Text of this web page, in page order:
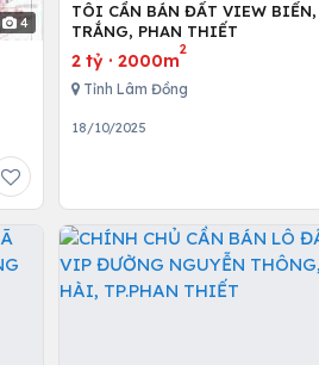
4
TÔI CẦN BÁN ĐẤT VIEW BIỂN,
TRẮNG, PHAN THIẾT
2 tỷ· 2000m
2
Tỉnh Lâm Đồng
18/10/2025